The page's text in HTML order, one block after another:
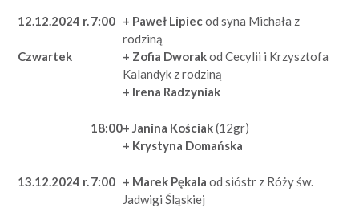
12.12.2024 r.
Czwartek
7:00 + Paweł Lipiecod syna Michała z
rodziną
+ Zofia Dworakod Cecylii i Krzysztofa
Kalandyk z rodziną
+ Irena Radzyniak
18:00+ Janina Kościak(12gr)
+ Krystyna Domańska
13.12.2024 r.7:00 + Marek Pękala od sióstr z Róży św.
Jadwigi Śląskiej